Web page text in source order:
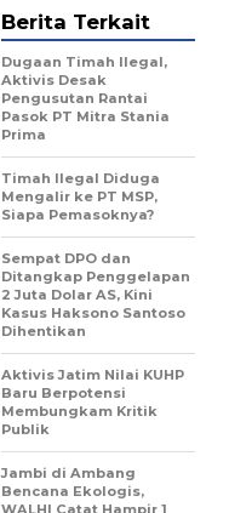
Berita Terkait
Dugaan Timah Ilegal,
Aktivis Desak
Pengusutan Rantai
Pasok PT Mitra Stania
Prima
Timah Ilegal Diduga
Mengalir ke PT MSP,
Siapa Pemasoknya?
Sempat DPO dan
Ditangkap Penggelapan
2 Juta Dolar AS, Kini
Kasus Haksono Santoso
Dihentikan
Aktivis Jatim Nilai KUHP
Baru Berpotensi
Membungkam Kritik
Publik
Jambi di Ambang
Bencana Ekologis,
WALHI Catat Hampir 1